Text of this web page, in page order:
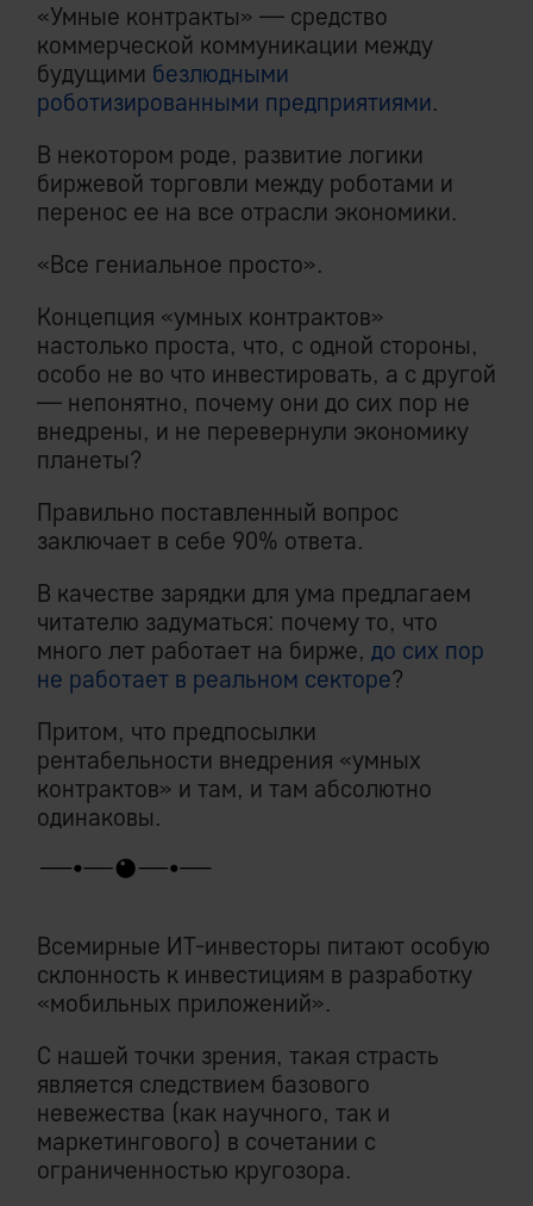
«Умные контракты» — средство
коммерческой коммуникации между
будущими безлюдными
роботизированными предприятиями.
В некотором роде, развитие логики
биржевой торговли между роботами и
перенос ее на все отрасли экономики.
«Все гениальное просто».
Концепция «умных контрактов»
настолько проста, что, с одной стороны,
особо не во что инвестировать, а с другой
— непонятно, почему они до сих пор не
внедрены, и не перевернули экономику
планеты?
Правильно поставленный вопрос
заключает в себе 90% ответа.
В качестве зарядки для ума предлагаем
читателю задуматься: почему то, что
много лет работает на бирже, до сих пор
не работает в реальном секторе?
Притом, что предпосылки
рентабельности внедрения «умных
контрактов» и там, и там абсолютно
одинаковы.
Всемирные ИТ-инвесторы питают особую
склонность к инвестициям в разработку
«мобильных приложений».
С нашей точки зрения, такая страсть
является следствием базового
невежества (как научного, так и
маркетингового) в сочетании с
ограниченностью кругозора.